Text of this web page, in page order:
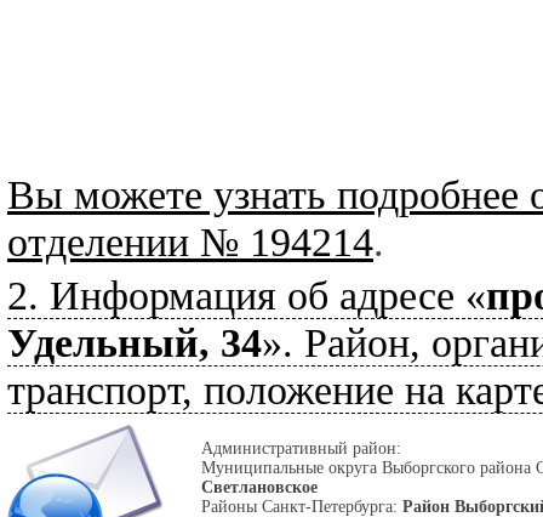
Вы можете узнать подробнее
отделении № 194214.
2. Информация об адресе «
Удельный, 34». Район,
транспорт, положение на
Административный район:
Муниципальные округа Выборгского
Светлановское
Районы Санкт-Петербурга: Район